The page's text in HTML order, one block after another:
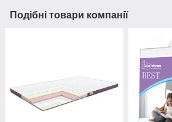
Подібні товари компанії